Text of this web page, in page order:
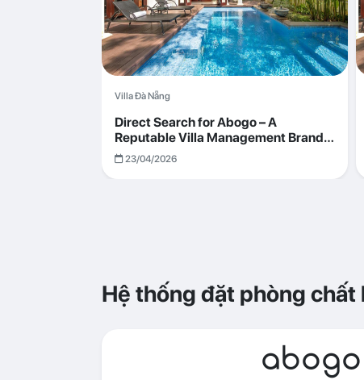
Villa Đà Nẵng
Direct Search for Abogo – A
Reputable Villa Management Brand
with Transparent and Effective
Operations
23/04/2026
Hệ thống đặt phòng
abogo